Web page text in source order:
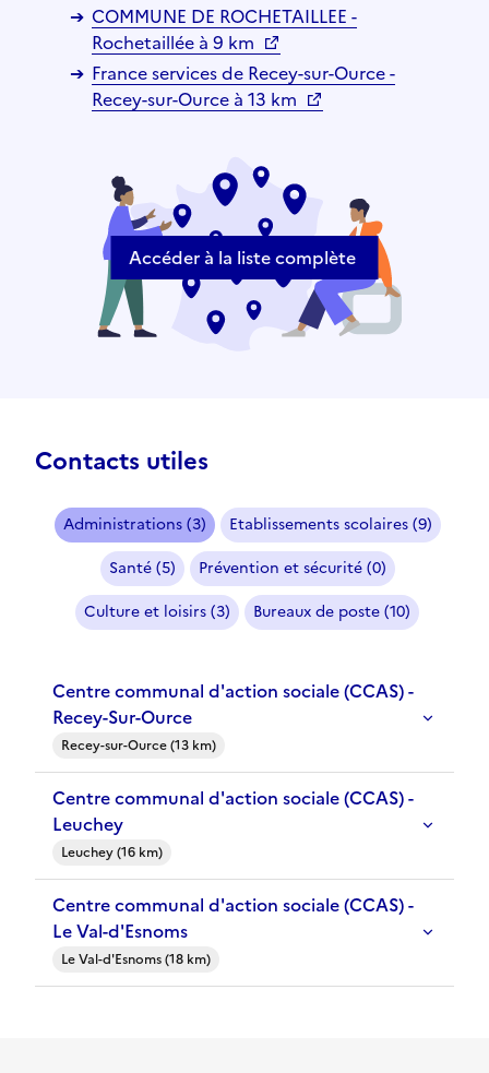
COMMUNE DE ROCHETAILLEE -
Rochetaillée à 9 km
France services de Recey-sur-Ource -
Recey-sur-Ource à 13 km
Accéder à la liste complète
Contacts utiles
Administrations (3)
Etablissements scolaires (9)
Santé (5)
Prévention et sécurité (0)
Culture et loisirs (3)
Bureaux de poste (10)
Centre communal d'action sociale (CCAS) -
Recey-Sur-Ource
Recey-sur-Ource (13 km)
Centre communal d'action sociale (CCAS) -
Leuchey
Leuchey (16 km)
Centre communal d'action sociale (CCAS) -
Le Val-d'Esnoms
Le Val-d'Esnoms (18 km)